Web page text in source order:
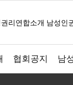
협회공지 남